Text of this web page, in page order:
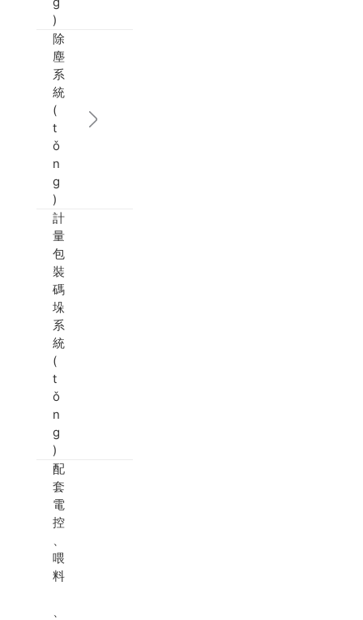
)
除
塵
系
統
(
t
ǒ
n
g
)
計
量
包
裝
碼
垛
系
統
(
t
ǒ
n
g
)
配
套
電
控
、
喂
料
、